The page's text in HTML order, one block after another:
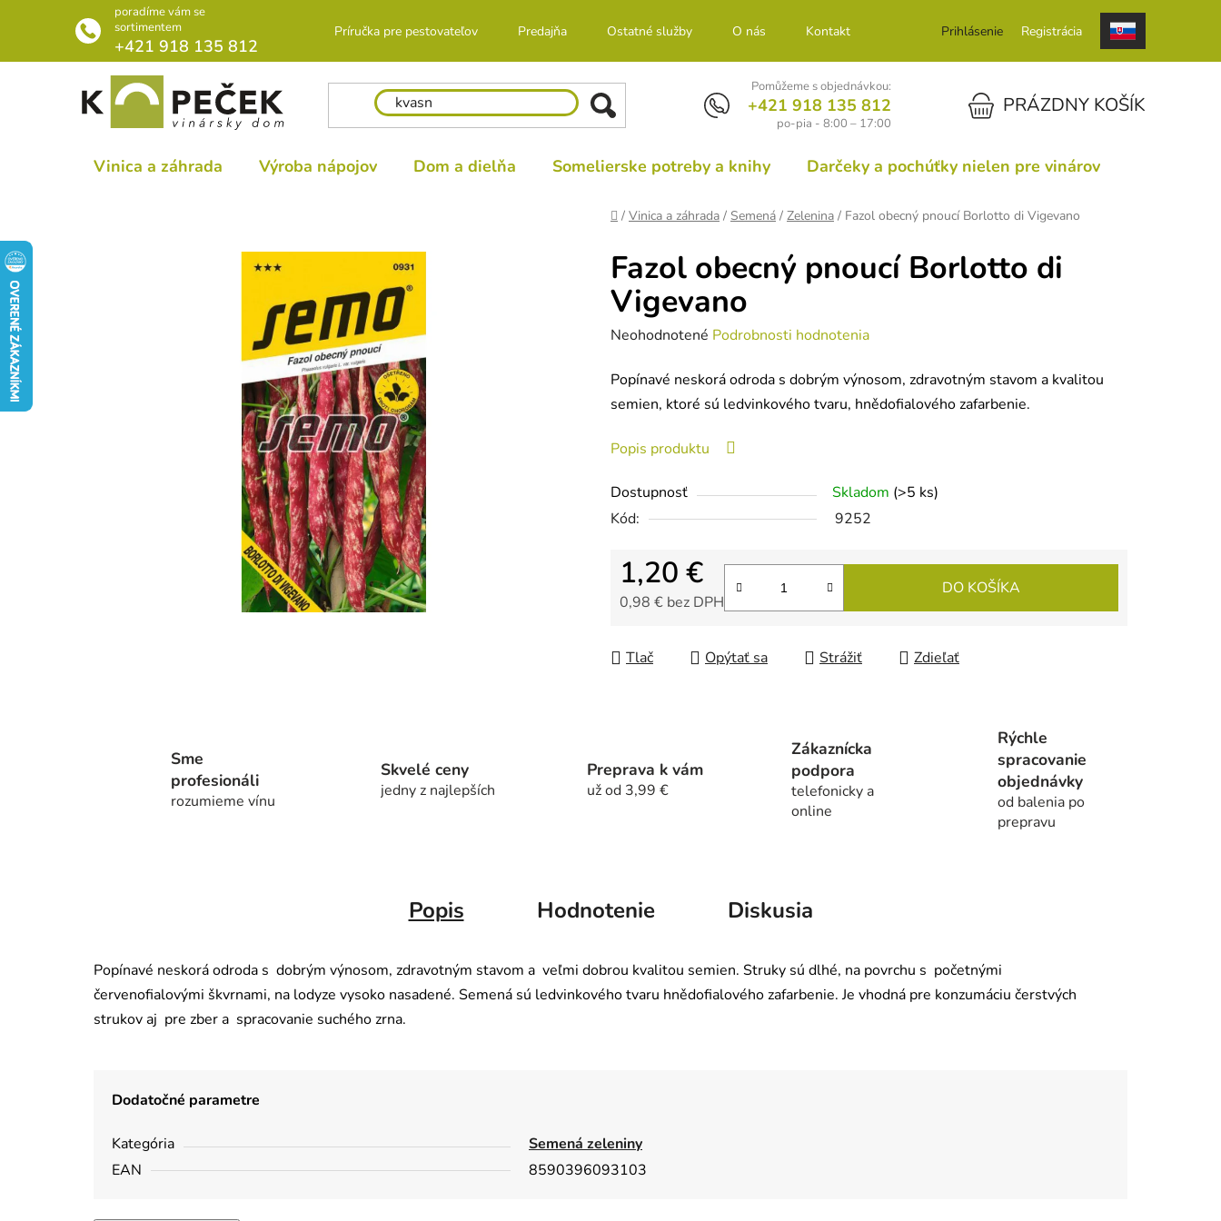
poradíme vám se
sortimentem
+421 918 135 812
Príručka pre pestovateľov Predajňa Ostatné služby O nás Kontakt Prihlásenie Registrácia
Pomůžeme s objednávkou:
+421 918 135 812
po-pia - 8:00 – 17:00
NÁKUPNÝ KOŠÍKPRÁZDNY KOŠÍK
Vinica a záhrada Výroba nápojov Dom a dielňa Somelierske potreby a knihy Darčeky a pochúťky nielen pre vinárov
Domov
/ Vinica a záhrada / Semená / Zelenina / Fazol obecný pnoucí Borlotto di Vigevano
Fazol obecný pnoucí Borlotto di
Vigevano
Priemerné
produktu
je
z
5
hviezdičiek.
Neohodnotené Podrobnosti hodnotenia
Popínavé neskorá odroda s dobrým výnosom, zdravotným stavom a kvalitou
semien, ktoré sú ledvinkového tvaru, hnědofialového zafarbenie.
Popis produktu
Dostupnosť Skladom (>5 ks)
Kód:
9252
1,20 €
0,98 € bez DPH
DO KOŠÍKA
Tlač Opýtať sa Strážiť Zdieľať
Sme
profesionáli
rozumieme vínu
Skvelé ceny
jedny z najlepších
Preprava k vám
už od 3,99 €
Zákaznícka
podpora
telefonicky a
online
Rýchle
spracovanie
objednávky
od balenia po
prepravu
Popis Hodnotenie Diskusia
Popínavé neskorá odroda s dobrým výnosom, zdravotným stavom a veľmi dobrou kvalitou semien. Struky sú dlhé, na povrchu s početnými
červenofialovými škvrnami, na lodyze vysoko nasadené. Semená sú ledvinkového tvaru hnědofialového zafarbenie. Je vhodná pre konzumáciu čerstvých
strukov aj pre zber a spracovanie suchého zrna.
Dodatočné parametre
Kategória
Semená zeleniny
EAN
8590396093103